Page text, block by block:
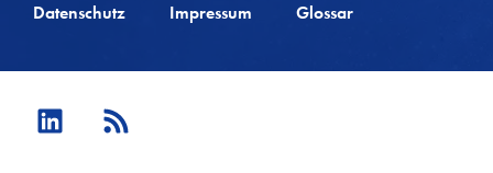
Datenschutz Impressum Glossar